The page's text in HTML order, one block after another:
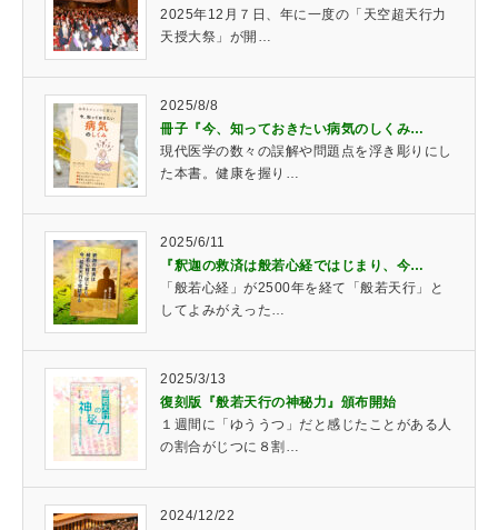
2025年12月７日、年に一度の「天空超天行力
天授大祭」が開…
2025/8/8
冊子『今、知っておきたい病気のしくみ…
現代医学の数々の誤解や問題点を浮き彫りにし
た本書。健康を握り…
2025/6/11
『釈迦の救済は般若心経ではじまり、今…
「般若心経」が2500年を経て「般若天行」と
してよみがえった…
2025/3/13
復刻版『般若天行の神秘力』頒布開始
１週間に「ゆううつ」だと感じたことがある人
の割合がじつに８割…
2024/12/22